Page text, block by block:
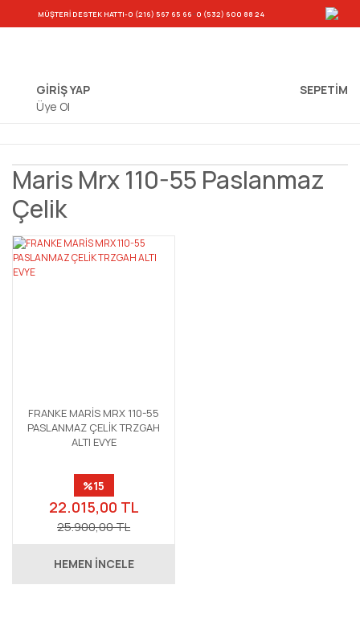
MÜŞTERİ DESTEK HATTI-0 (216) 567 65 66-0 (532) 600 88 24
GİRİŞ YAP
Üye Ol
SEPETIM
Maris Mrx 110-55 Paslanmaz
Çelik
FRANKE MARİS MRX 110-55
PASLANMAZ ÇELİK TRZGAH
ALTI EVYE
%15
22.015,00 TL
25.900,00 TL
HEMEN İNCELE